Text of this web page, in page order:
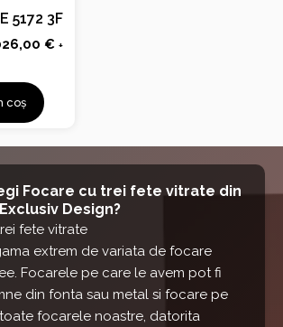
5172 3F
€ +
coș
Focare cu trei fete vitrate din
Design?
fete vitrate
extrem de variata de focare
Focarele pe care le avem pot fi
din fonta sau metal si focare pe
focarele noastre, datorita